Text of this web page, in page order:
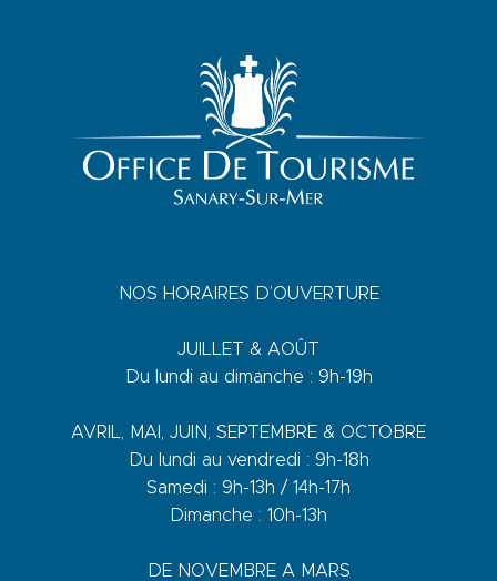
NOS HORAIRES D’OUVERTURE
JUILLET & AOÛT
Du lundi au dimanche : 9h-19h
AVRIL, MAI, JUIN, SEPTEMBRE & OCTOBRE
Du lundi au vendredi : 9h-18h
Samedi : 9h-13h / 14h-17h
Dimanche : 10h-13h
DE NOVEMBRE A MARS